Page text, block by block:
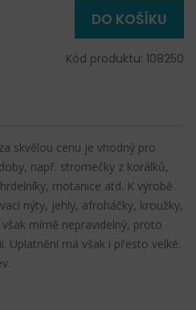
DO KOŠÍKU
Kód produktu: 108250
skvělou cenu je vhodný pro
např. stromečky z korálků,
motanice atd. K výrobě
nýty, jehly, afroháčky, kroužky,
mírně nepravidelný, proto
Uplatnění má však i přesto velké.